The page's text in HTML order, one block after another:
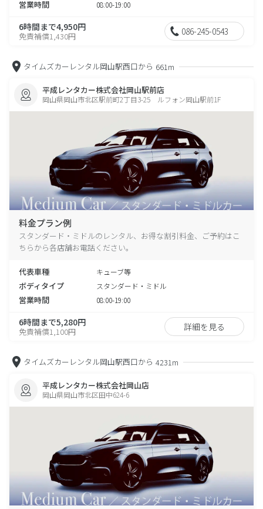
営業時間 08:00-19:00
6時間まで4,950円
免責補償1,430円 086-245-0543
タイムズカーレンタル岡山駅西口から 661m
平成レンタカー株式会社岡山駅前店
岡山県岡山市北区駅前町2丁目3-25 ルフォン岡山駅前1F
料金プラン例
スタンダード・ミドルのレンタル、お得な割引料金、ご予約はこ
ちらから各店舗お電話ください。
代表車種 キューブ等
ボディタイプ スタンダード・ミドル
営業時間 08:00-19:00
6時間まで5,280円
免責補償1,100円 詳細を見る
タイムズカーレンタル岡山駅西口から 4231m
平成レンタカー株式会社岡山店
岡山県岡山市北区田中624-6